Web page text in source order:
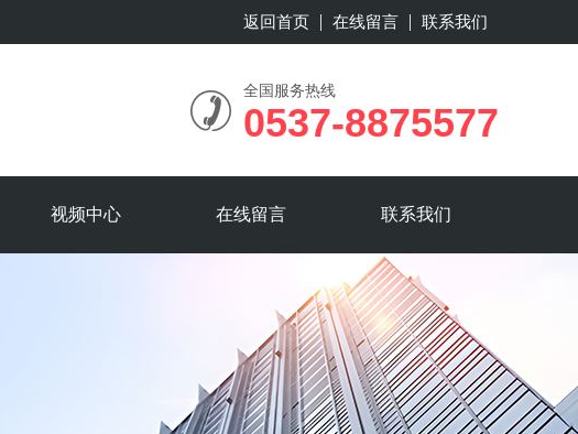
返回首页 在线留言 联系我们
全国服务热线
0537-8875577
视频中心 在线留言 联系我们